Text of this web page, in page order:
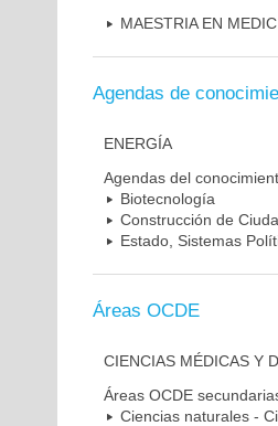
MAESTRIA EN
Agendas de
ENERGÍA
Agendas del
Biotecnología
Construcción de
Estado, Sistemas
Áreas OCDE
CIENCIAS MÉDICAS Y
Áreas OCDE
Ciencias naturales -